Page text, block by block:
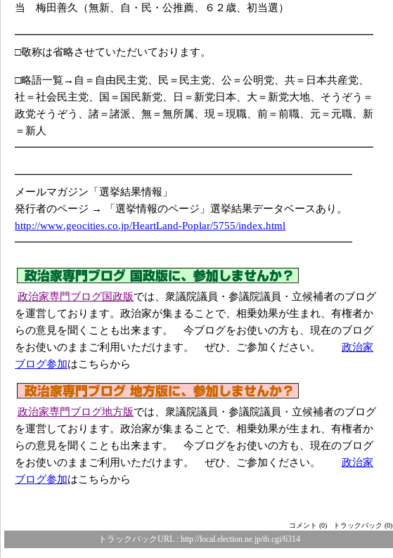
当 梅田善久（無新、自・民・公推薦、６２歳、初当選）
━━━━━━━━━━━━━━━━━━━━━━━━━━━━━━━━━━
□敬称は省略させていただいております。
□略語一覧→自＝自由民主党、民＝民主党、公＝公明党、共＝日本共産党、
社＝社会民主党、国＝国民新党、日＝新党日本、大＝新党大地、そうぞう＝
政党そうぞう、諸＝諸派、無＝無所属、現＝現職、前＝前職、元＝元職、新
＝新人
━━━━━━━━━━━━━━━━━━━━━━━━━━━━━━━━━━
━━━━━━━━━━━━━━━━━━━━━━━━━━━━━━━━
メールマガジン「選挙結果情報」
発行者のページ → 「選挙情報のページ」選挙結果データベースあり。
http://www.geocities.co.jp/HeartLand-Poplar/5755/index.html
━━━━━━━━━━━━━━━━━━━━━━━━━━━━━━━━
政治家専門ブログ国政版では、衆議院議員・参議院議員・立候補者のブログ
を運営しております。政治家が集まることで、相乗効果が生まれ、有権者か
らの意見を聞くことも出来ます。 今ブログをお使いの方も、現在のブログ
をお使いのままご利用いただけます。 ぜひ、ご参加ください。政治家
ブログ参加はこちらから
政治家専門ブログ地方版では、衆議院議員・参議院議員・立候補者のブログ
を運営しております。政治家が集まることで、相乗効果が生まれ、有権者か
らの意見を聞くことも出来ます。 今ブログをお使いの方も、現在のブログ
をお使いのままご利用いただけます。 ぜひ、ご参加ください。政治家
ブログ参加はこちらから
コメント (0) トラックバック (0)
トラックバックURL : http://local.election.ne.jp/tb.cgi/6314